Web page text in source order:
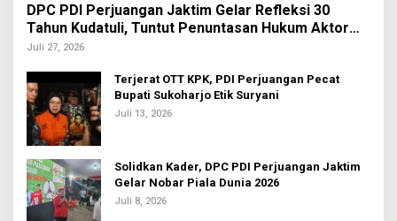
DPC PDI Perjuangan Jaktim Gelar Refleksi 30
Tahun Kudatuli, Tuntut Penuntasan Hukum Aktor
Intelektual
Juli 27, 2026
Terjerat OTT KPK, PDI Perjuangan Pecat
Bupati Sukoharjo Etik Suryani
Juli 13, 2026
Solidkan Kader, DPC PDI Perjuangan Jaktim
Gelar Nobar Piala Dunia 2026
Juli 8, 2026